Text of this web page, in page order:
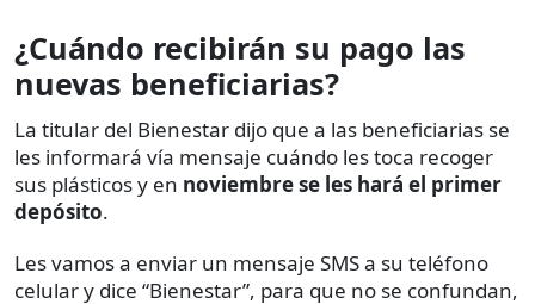
¿Cuándo recibirán su pago las
nuevas beneficiarias?
La titular del Bienestar dijo que a las beneficiarias se
les informará vía mensaje cuándo les toca recoger
sus plásticos y en noviembre se les hará el primer
depósito.
Les vamos a enviar un mensaje SMS a su teléfono
celular y dice “Bienestar”, para que no se confundan,